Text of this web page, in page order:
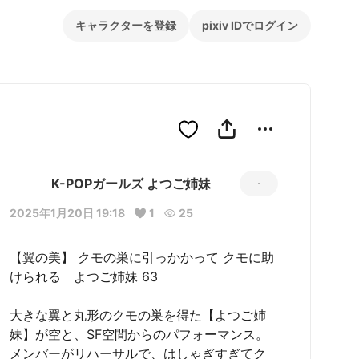
キャラクターを登録 pixiv IDでログイン
K-POPガールズ よつご姉妹
2025年1月20日 19:18 1 25
【翼の美】 クモの巣に引っかかって クモに助
けられる　よつご姉妹 63
大きな翼と丸形のクモの巣を得た【よつご姉
妹】が空と、SF空間からのパフォーマンス。
メンバーがリハーサルで、はしゃぎすぎてク